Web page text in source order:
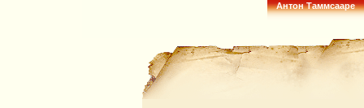
Антон Таммсааре